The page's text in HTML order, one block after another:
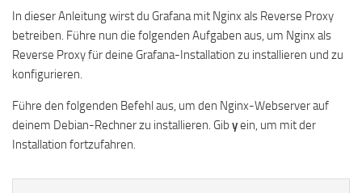
In dieser Anleitung wirst du Grafana mit Nginx als Reverse Proxy
betreiben. Führe nun die folgenden Aufgaben aus, um Nginx als
Reverse Proxy für deine Grafana-Installation zu installieren und zu
konfigurieren.
Führe den folgenden Befehl aus, um den Nginx-Webserver auf
deinem Debian-Rechner zu installieren. Gib yein, um mit der
Installation fortzufahren.